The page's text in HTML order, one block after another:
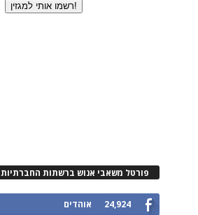
פורטל משאבי אנוש ברשתות החברתיות
24,924 אוהדים